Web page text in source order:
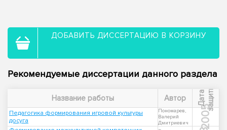
ДОБАВИТЬ ДИССЕРТАЦИЮ В КОРЗИНУ
Рекомендуемые диссертации данного раздела
Название работы Автор Д
а
т
а
з
а
щ
и
ты
Педагогика формирования игровой культуры
досуга
Пономарев,
Валерий
Дмитриевич
2005